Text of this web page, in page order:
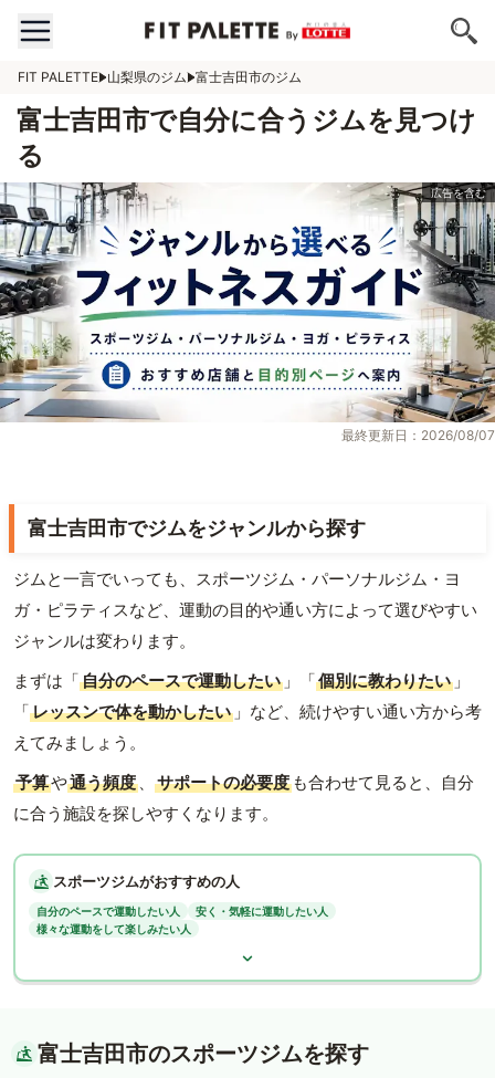
FIT PALETTE 山梨県のジム 富士吉田市のジム
富士吉田市で自分に合うジムを見つけ
る
最終更新日：2026/08/07
富士吉田市でジムをジャンルから探す
ジムと一言でいっても、スポーツジム・パーソナルジム・ヨ
ガ・ピラティスなど、運動の目的や通い方によって選びやすい
ジャンルは変わります。
まずは「自分のペースで運動したい 」「個別に教わりたい 」
「レッスンで体を動かしたい 」など、続けやすい通い方から考
えてみましょう。
予算や通う頻度 、 サポートの必要度 も合わせて見ると、自分
に合う施設を探しやすくなります。
スポーツジムがおすすめの人
自分のペースで運動したい人
安く・気軽に運動したい人
様々な運動をして楽しみたい人
富士吉田市のスポーツジムを探す